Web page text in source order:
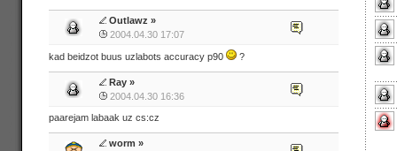
Outlawz »
2004.04.30 17:07
kad beidzot buus uzlabots accuracy p90 ?
Ray »
2004.04.30 16:36
paarejam labaak uz cs:cz
worm »